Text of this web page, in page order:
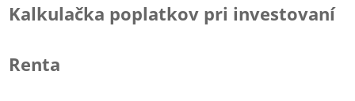
Kalkulačka poplatkov pri investovaní
Renta